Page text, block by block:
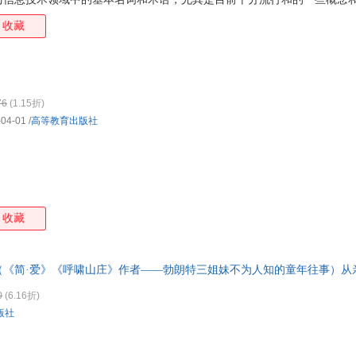
语(2014英文)》既有助于读者了解和掌握计算机及信息技术基础知识，
的阅读能力。《经典原版书库:计算机专业英语(2014英文)》既可作为
收藏
(1.15折)
01 /高等教育出版社
收藏
《简·爱》《呼啸山庄》作者——勃朗特三姐妹不为人知的童年往事）从
(6.16折)
社